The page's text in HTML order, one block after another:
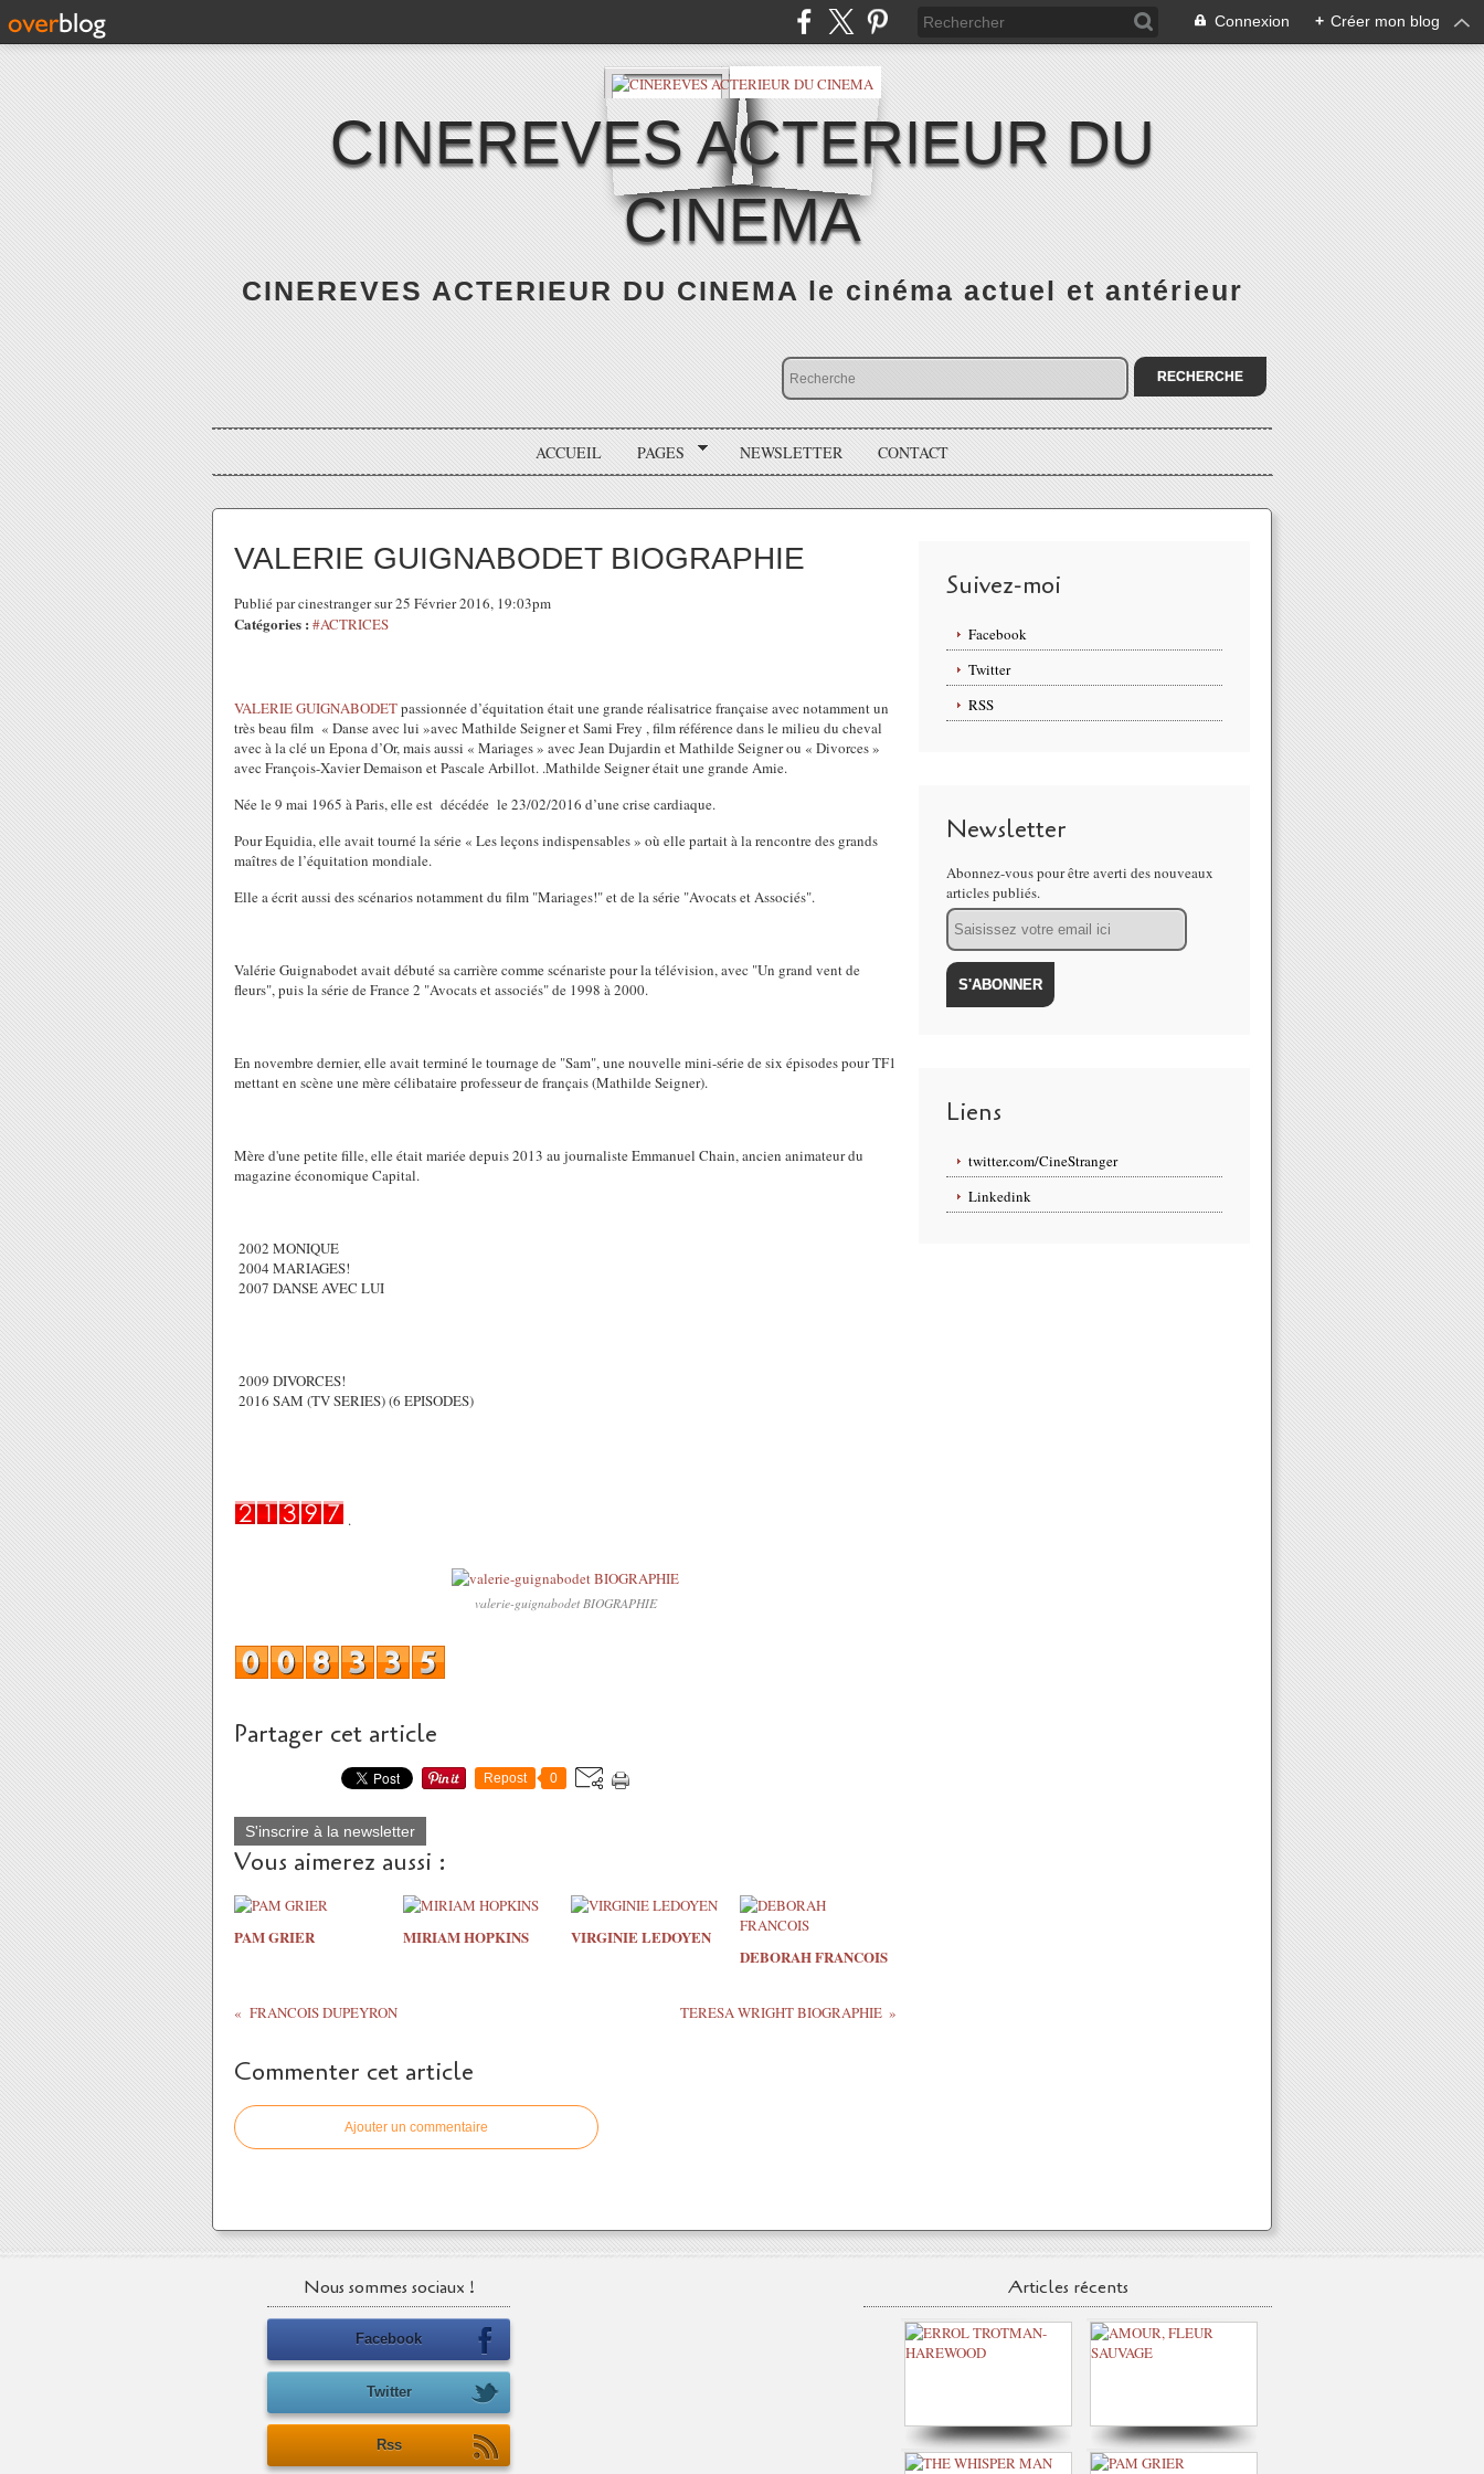
Connexion + Créer mon blog
CINEREVES ACTERIEUR DU
CINEMA
CINEREVES ACTERIEUR DU CINEMA le cinéma actuel et antérieur
ACCUEIL PAGES NEWSLETTER CONTACT
VALERIE GUIGNABODET BIOGRAPHIE
Publié par cinestranger sur 25 Février 2016, 19:03pm
Catégories : #ACTRICES
VALERIE GUIGNABODETpassionnée d’équitation était une grande réalisatrice française avec notamment un
très beau film « Danse avec lui »avec Mathilde Seigner et Sami Frey , film référence dans le milieu du cheval
avec à la clé un Epona d’Or, mais aussi « Mariages » avec Jean Dujardin et Mathilde Seigner ou « Divorces »
avec François-Xavier Demaison et Pascale Arbillot. .Mathilde Seigner était une grande Amie.
Née le 9 mai 1965 à Paris,elle est décédée le 23/02/2016 d’une crise cardiaque.
Pour Equidia, elle avait tourné la série « Les leçons indispensables » où elle partait à la rencontre des grands
maîtres de l’équitation mondiale.
Elle a écrit aussi des scénarios notamment du film "Mariages!" et de la série "Avocats et Associés".
Valérie Guignabodet avait débuté sa carrière comme scénariste pour la télévision, avec "Un grand vent de
fleurs", puis la série de France 2 "Avocats et associés" de 1998 à 2000.
En novembre dernier, elle avait terminé le tournage de "Sam", une nouvelle mini-série de six épisodes pour TF1
mettant en scène une mère célibataire professeur de français (Mathilde Seigner).
Mère d'une petite fille, elle était mariée depuis 2013 au journaliste Emmanuel Chain, ancien animateur du
magazine économique Capital.
2002 MONIQUE
2004 MARIAGES!
2007 DANSE AVEC LUI
2009 DIVORCES!
2016 SAM (TV SERIES) (6 EPISODES)
.
valerie-guignabodet BIOGRAPHIE
Partager cet article
Repost 0
S'inscrire à la newsletter
Vous aimerez aussi :
PAM GRIER MIRIAM HOPKINS
VIRGINIE LEDOYEN
DEBORAH FRANCOIS
FRANCOIS DUPEYRON TERESA WRIGHT BIOGRAPHIE
Commenter cet article
Ajouter un commentaire
Suivez-moi
Facebook
Twitter
RSS
Newsletter
Abonnez-vous pour être averti des nouveaux
articles publiés.
Email
Liens
twitter.com/CineStranger
Linkedink
Nous sommes sociaux !
Facebook
Twitter
Rss
Articles récents